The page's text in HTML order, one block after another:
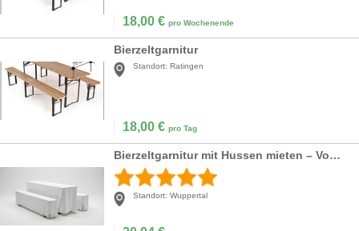
18,00 € pro Wochenende
Bierzeltgarnitur
Standort: Ratingen
18,00 € pro Tag
Bierzeltgarnitur mit Hussen mieten – Vom Biertisch zur Gala-Tafel: Eleganz pur für Ihr Event!
Standort: Wuppertal